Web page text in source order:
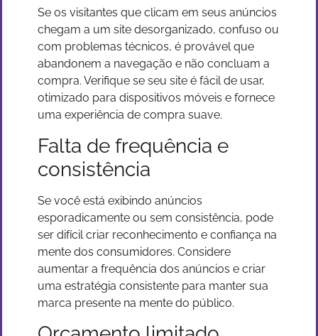
Se os visitantes que clicam em seus anúncios
chegam a um site desorganizado, confuso ou
com problemas técnicos, é provável que
abandonem a navegação e não concluam a
compra. Verifique se seu site é fácil de usar,
otimizado para dispositivos móveis e fornece
uma experiência de compra suave.
Falta de frequência e
consistência
Se você está exibindo anúncios
esporadicamente ou sem consistência, pode
ser difícil criar reconhecimento e confiança na
mente dos consumidores. Considere
aumentar a frequência dos anúncios e criar
uma estratégia consistente para manter sua
marca presente na mente do público.